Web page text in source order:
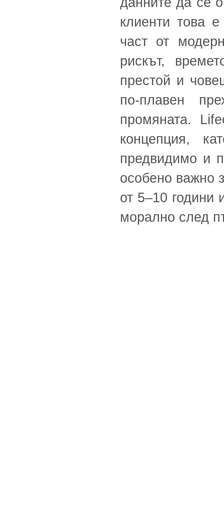
клиенти това
част от
рискът,
престой и
по-плавен
промяната.
концепция,
предвидимо и
особено важно
от 5–10 години
морално след